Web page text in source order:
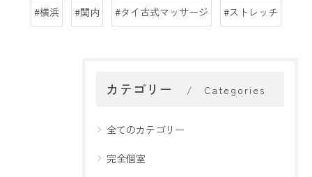
#横浜 #関内 #タイ古式マッサージ #ストレッチ
カテゴリー Categories
全てのカテゴリー
完全個室